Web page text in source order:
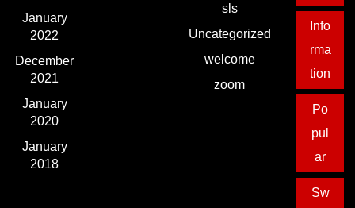
January
2022
December
2021
January
2020
January
2018
sls
Uncategorized
welcome
zoom
Info
rma
tion
Po
pul
ar
Sw